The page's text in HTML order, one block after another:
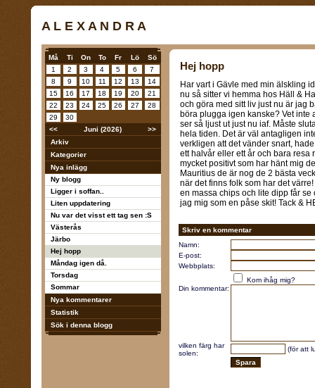
A L E X A N D R A
Må Ti On To Fr Lö
Sö
1
2 3 4 5 6
7
8
9 10 11 12 13
14
15
16 17 18 19 20
21
22
23 24 25 26 27
28
29
30
<<
Juni (2026)
>>
Arkiv
Kategorier
Nya inlägg
Ny blogg
Ligger i soffan..
Liten uppdatering
Nu var det visst ett tag sen :S
Västerås
Järbo
Hej hopp
Måndag igen då.
Torsdag
Sommar
Nya kommentarer
Statistik
Sök i denna blogg
Hej hopp
Har vart i Gävle med min älskling
nu så sitter vi hemma hos Häll &
och göra med sitt liv just nu är jag
böra plugga igen kanske? Vet inte
ser så ljust ut just nu iaf. Måste
hela tiden. Det är väl antagligen
verkligen att det vänder snart,
ett halvår eller ett år och bara resa
mycket positivt som har hänt mig
Mauritius de är nog de 2 bästa
när det finns folk som har det
en massa chips och lite dipp får
jag mig som en påse skit! Tack &
Skriv en kommentar
Namn:
E-post:
Webbplats:
Kom ihåg mig?
Din kommentar:
vilken färg har
solen:
(för att